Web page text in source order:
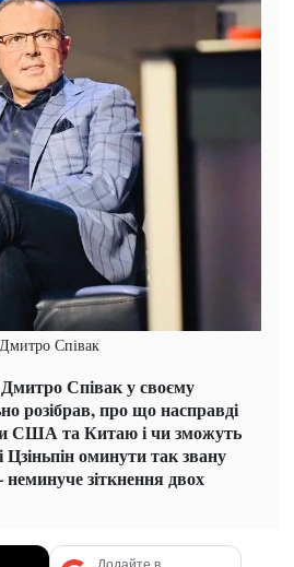
Дмитро Співак
Співак у своєму
розібрав, про що насправді
США та Китаю і чи зможуть
оминути так звану
зіткнення двох